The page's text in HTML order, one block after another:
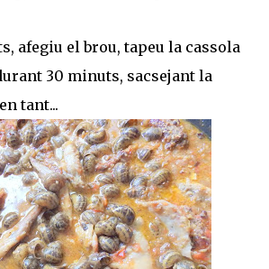
afegiu el brou, tapeu la cassola
30 minuts, sacsejant la
tant...